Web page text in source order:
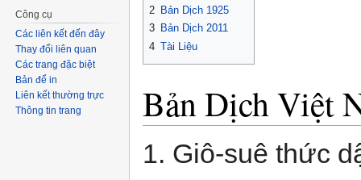
2 Bản Dịch 1925
3 Bản Dịch 2011
4 Tài Liệu
Bản Dịch Việt
1. Giô-suê thức
Công cụ
Các liên kết đến đây
Thay đổi liên quan
Các trang đặc biệt
Bản để in
Liên kết thường trực
Thông tin trang